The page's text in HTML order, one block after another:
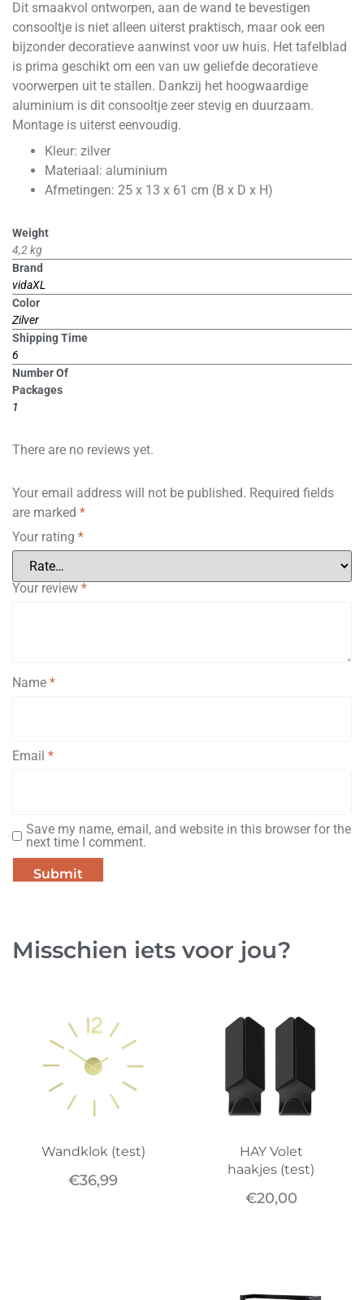
Dit smaakvol ontworpen, aan de wand te bevestigen
consooltje is niet alleen uiterst praktisch, maar ook een
bijzonder decoratieve aanwinst voor uw huis. Het tafelblad
is prima geschikt om een van uw geliefde decoratieve
voorwerpen uit te stallen. Dankzij het hoogwaardige
aluminium is dit consooltje zeer stevig en duurzaam.
Montage is uiterst eenvoudig.
Kleur: zilver
Materiaal: aluminium
Afmetingen: 25 x 13 x 61 cm (B x D x H)
Weight
4,2 kg
Brand
vidaXL
Color
Zilver
Shipping Time
6
Number Of
Packages
1
There are no reviews yet.
Your email address will not be published. Required fields
are marked *
Your rating *
Your review *
Name *
Email *
Save my name, email, and website in this browser for the
next time I comment.
Misschien iets voor jou?
Wandklok (test)
€36,99
HAY Volet
haakjes (test)
€20,00